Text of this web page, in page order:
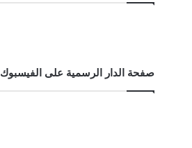
صفحة الدار الرسمية على الفيسبوك